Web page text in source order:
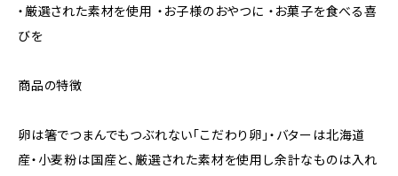
・厳選された素材を使用 ・お子様のおやつに ・お菓子を食べる喜
びを
商品の特徴
卵は箸でつまんでもつぶれない「こだわり卵」・バターは北海道
産・小麦粉は国産と、厳選された素材を使用し余計なものは入れ